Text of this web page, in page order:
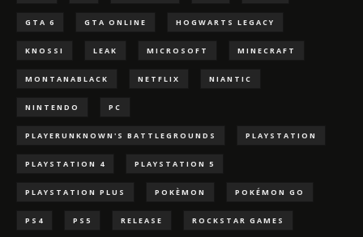
GTA 6 GTA ONLINE HOGWARTS LEGACY
KNOSSI LEAK MICROSOFT MINECRAFT
MONTANABLACK NETFLIX NIANTIC
NINTENDO PC
PLAYERUNKNOWN'S BATTLEGROUNDS PLAYSTATION
PLAYSTATION 4 PLAYSTATION 5
PLAYSTATION PLUS POKÈMON POKÉMON GO
PS4 PS5 RELEASE ROCKSTAR GAMES